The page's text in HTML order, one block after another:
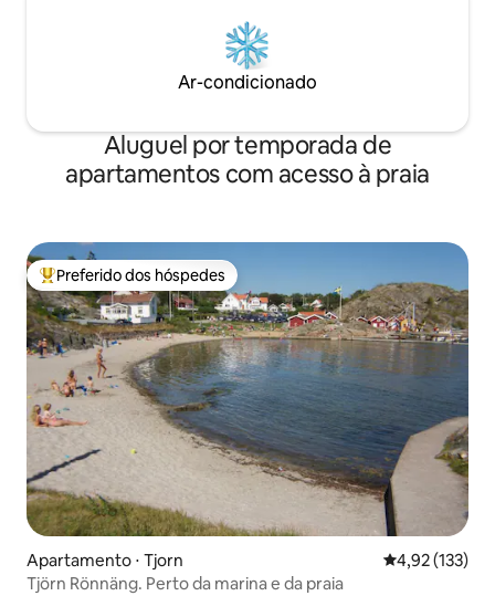
Ar-condicionado
Aluguel por temporada de
apartamentos com acesso à praia
Entre os melhores preferidos dos hóspedes
Preferido dos hóspedes
Apartamento ⋅ Tjorn 4,92 de uma
4,92 (133)
Tjörn Rönnäng. Perto da marina e da praia